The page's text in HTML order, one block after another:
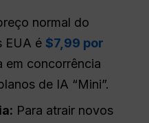
normal do
EUA é$7,99 por
em concorrência
de IA “Mini”.
Para atrair novos